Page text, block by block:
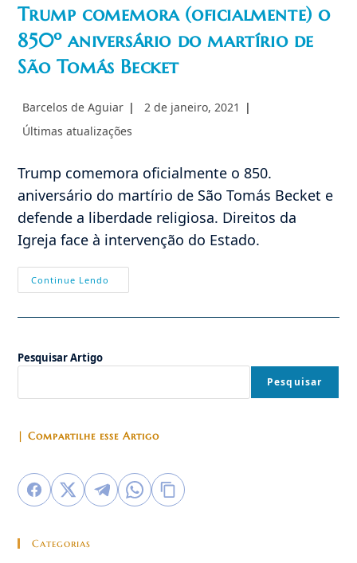
Trump comemora (oficialmente) o
850º aniversário do martírio de
São Tomás Becket
Autor
post:
Barcelos de Aguiar
Post
2 de janeiro, 2021
Categoria
Últimas atualizações
Trump comemora oficialmente o 850.
aniversário do martírio de São Tomás Becket e
defende a liberdade religiosa. Direitos da
Igreja face à intervenção do Estado.
Continue Lendo
Comemora
De
Becket
Pesquisar Artigo
Pesquisar
| Compartilhe esse Artigo
Categorias